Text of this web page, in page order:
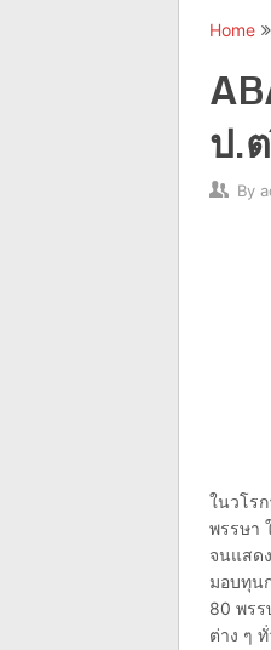
Home
ป.
By
ในวโร
พรรษา
จนแสด
มอบทุน
80 พรร
ต่าง ๆ